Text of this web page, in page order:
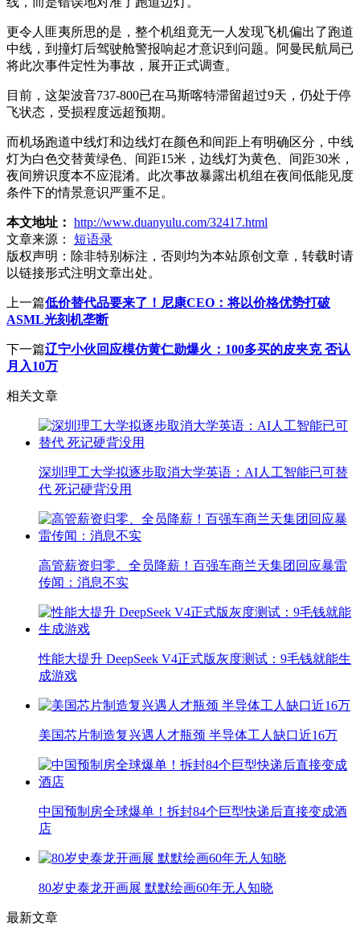
更令人匪夷所思的是，整个机组竟无一人发现飞机偏出了跑道
中线，到撞灯后驾驶舱警报响起才意识到问题。阿曼民航局已
将此次事件定性为事故，展开正式调查。
目前，这架波音737-800已在马斯喀特滞留超过9天，仍处于停
飞状态，受损程度远超预期。
而机场跑道中线灯和边线灯在颜色和间距上有明确区分，中线
灯为白色交替黄绿色、间距15米，边线灯为黄色、间距30米，
夜间辨识度本不应混淆。此次事故暴露出机组在夜间低能见度
条件下的情景意识严重不足。
本文地址： http://www.duanyulu.com/32417.html
文章来源：
短语录
版权声明： 除非特别标注，否则均为本站原创文章，转载时请
以链接形式注明文章出处。
上一篇低价替代品要来了！尼康CEO：将以价格优势打破
ASML光刻机垄断
下一篇辽宁小伙回应模仿黄仁勋爆火：100多买的皮夹克 否认
月入10万
相关文章
深圳理工大学拟逐步取消大学英语：AI人工智能已可替
代 死记硬背没用
高管薪资归零、全员降薪！百强车商兰天集团回应暴雷
传闻：消息不实
性能大提升 DeepSeek V4正式版灰度测试：9毛钱就能生
成游戏
美国芯片制造复兴遇人才瓶颈 半导体工人缺口近16万
中国预制房全球爆单！拆封84个巨型快递后直接变成酒
店
80岁史泰龙开画展 默默绘画60年无人知晓
最新文章